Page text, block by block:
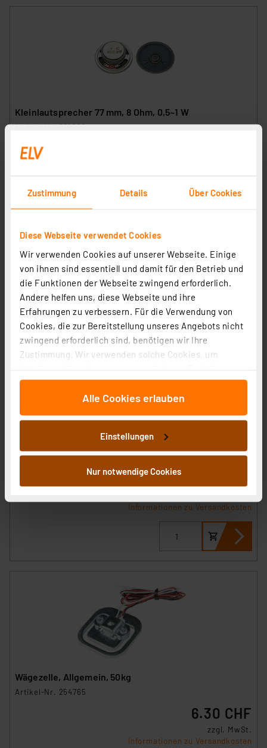
Zustimmung Details Über Cookies
Diese Webseite verwendet Cookies
Wir verwenden Cookies auf unserer Webseite. Einige
von ihnen sind essentiell und damit für den Betrieb und
die Funktionen der Webseite zwingend erforderlich.
Andere helfen uns, diese Webseite und ihre
Erfahrungen zu verbessern. Für die Verwendung von
Cookies, die zur Bereitstellung unseres Angebots nicht
zwingend erforderlich sind, benötigen wir Ihre
Zustimmung. Wir verwenden solche Cookies, um
für soziale Medien anbieten zu können und die Zugriffe
auf unsere Website zu analysieren. Außerdem geben
wir Informationen zu Ihrer Verwendung unserer Website
an unsere Partner für soziale Medien, Werbung und
Analysen weiter. Unsere Partner führen diese
Informationen möglicherweise mit weiteren Daten
zusammen, die Sie ihnen bereitgestellt haben oder die
sie im Rahmen Ihrer Nutzung der Dienste gesammelt
stimmen Sie sowohl dem Speichern und Abrufen von
Informationen auf Ihrem gerät (§25 Abs.1 TTDSG) sowie
der anschließenden Weiterverarbeitung für die
nachfolgend dargestellten bzw. die von Ihnen
Cookies nach Zweck und Anbieter ist durch Klick auf
den Button „Ablehnen oder Einstellungen“ abrufbar. Sie
können die Verwendung nicht notwendiger Cookies
ablehnen oder ihr ganz oder teilweise zustimmen. Ihre
erteilte Zustimmung können Sie jederzeit unter dem
Die Rechtmäßigkeit der Speicherung, Abrufung und
Weiterverarbeitung dieser Daten zur Auswertung und
Analyse bis zum Zeitpunkt des Widerrufs bleibt hiervon
unberührt. Ihre Browser-Einstellungen können dazu
führen, dass die Einstellungen nicht längerfristig
Alle Cookies erlauben
Einstellungen
Nur notwendige Cookies
Kleinlautsprecher 77 mm, 8 Ohm, 0,5~1 W
Artikel-Nr. 001692
2
zzgl. MwSt.
Elektrolytkondensator 47 μF, 35 V, RM 2,5 mm, radial
Artikel-Nr. 006726
0.02 CHF
Informationen zu Versandkosten
Artikel-Nr. 111428
Informationen zu Versandkosten
Wägezelle, Allgemein, 50kg
Artikel-Nr. 254765
6.30 CHF
zzgl. MwSt.
Informationen zu Versandkosten